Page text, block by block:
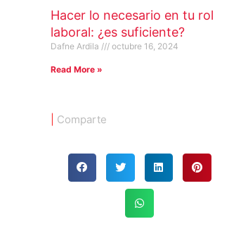
Hacer lo necesario en tu rol
laboral: ¿es suficiente?
Dafne Ardila octubre 16, 2024
Read More »
Comparte